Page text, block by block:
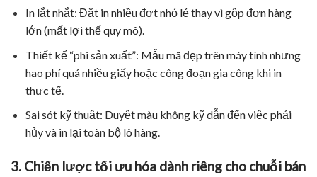
In lắt nhắt: Đặt in nhiều đợt nhỏ lẻ thay vì gộp đơn hàng
lớn (mất lợi thế quy mô).
Thiết kế “phi sản xuất”: Mẫu mã đẹp trên máy tính nhưng
hao phí quá nhiều giấy hoặc công đoạn gia công khi in
thực tế.
Sai sót kỹ thuật: Duyệt màu không kỹ dẫn đến việc phải
hủy và in lại toàn bộ lô hàng.
3. Chiến lược tối ưu hóa dành riêng cho chuỗi bán